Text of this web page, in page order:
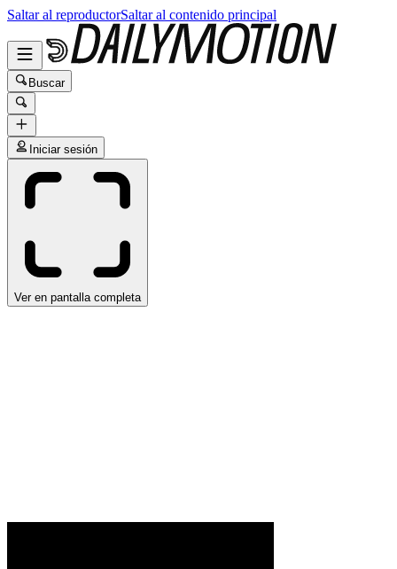
Saltar al reproductorSaltar al contenido principal
Buscar
Iniciar sesión
Ver en pantalla completa